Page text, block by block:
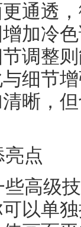
通透
加冷
调整
细节
晰，
点
高级
以单